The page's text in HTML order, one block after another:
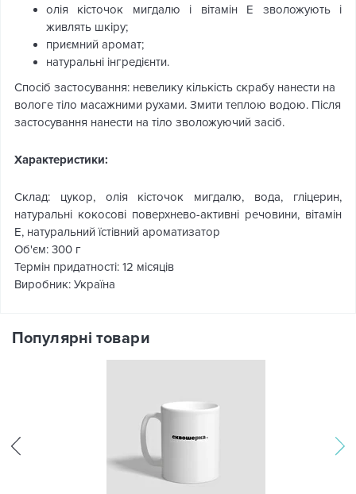
олія кісточок мигдалю і вітамін Е зволожують і
живлять шкіру;
приємний аромат;
натуральні інгредієнти.
Спосіб застосування: невелику кількість скрабу нанести на
вологе тіло масажними рухами. Змити теплою водою. Після
застосування нанести на тіло зволожуючий засіб.
Характеристики:
Склад: цукор, олія кісточок мигдалю, вода, гліцерин,
натуральні кокосові поверхнево-активні речовини, вітамін
Е, натуральний їстівний ароматизатор
Об'єм: 300 г
Термін придатності: 12 місяців
Виробник: Україна
Популярні товари